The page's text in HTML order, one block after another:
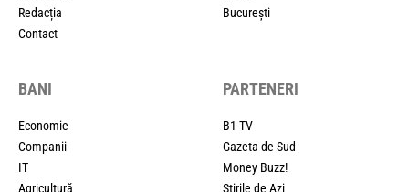
Redacția
Contact
București
BANI
Economie
Companii
IT
Agricultură
PARTENERI
B1 TV
Gazeta de Sud
Money Buzz!
Știrile de Azi